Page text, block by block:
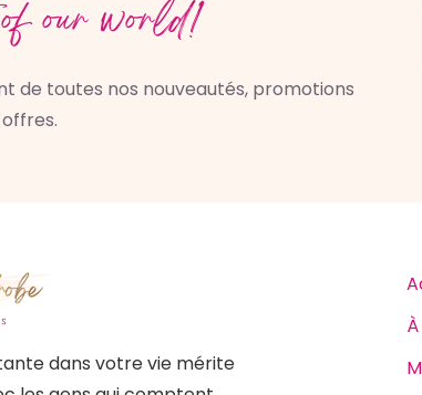
our world!
de toutes nos nouveautés, promotions
dans votre vie mérite